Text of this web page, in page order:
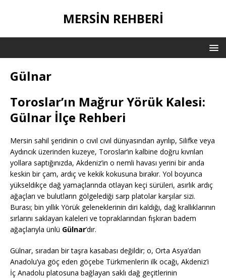
MERSIN REHBERI
Gülnar
Toroslar’ın Mağrur Yörük Kalesi:
Gülnar İlçe Rehberi
Mersin sahil şeridinin o cıvıl cıvıl dünyasından ayrılıp, Silifke veya
Aydıncık üzerinden kuzeye, Toroslar’ın kalbine doğru kıvrılan
yollara saptığınızda, Akdeniz’in o nemli havası yerini bir anda
keskin bir çam, ardıç ve kekik kokusuna bırakır. Yol boyunca
yükseldikçe dağ yamaçlarında otlayan keçi sürüleri, asırlık ardıç
ağaçları ve bulutların gölgelediği sarp platolar karşılar sizi.
Burası; bin yıllık Yörük geleneklerinin diri kaldığı, dağ krallıklarının
sırlarını saklayan kaleleri ve topraklarından fışkıran badem
ağaçlarıyla ünlü Gülnar’dır.
Gülnar, sıradan bir taşra kasabası değildir; o, Orta Asya’dan
Anadolu’ya göç eden göçebe Türkmenlerin ilk ocağı, Akdeniz’i
İç Anadolu platosuna bağlayan saklı dağ geçitlerinin